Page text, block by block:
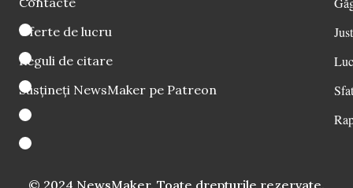
Oferte de lucru
Reguli de citare
Susțineți NewsMaker pe Patreon
© 2024 NewsMaker. Toate drepturile rezervate.